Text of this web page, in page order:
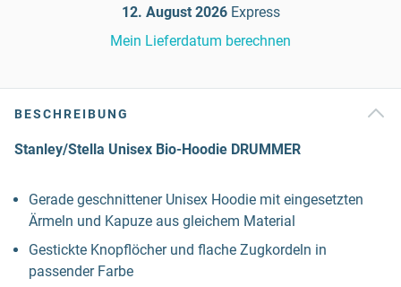
12. August 2026 Express
Mein Lieferdatum berechnen
BESCHREIBUNG
Stanley/Stella Unisex Bio-Hoodie DRUMMER
Gerade geschnittener Unisex Hoodie mit eingesetzten
Ärmeln und Kapuze aus gleichem Material
Gestickte Knopflöcher und flache Zugkordeln in
passender Farbe